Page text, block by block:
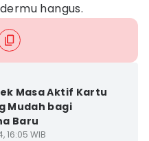
hangus.
Masa Aktif Kartu
Mudah bagi
Baru
16:05 WIB